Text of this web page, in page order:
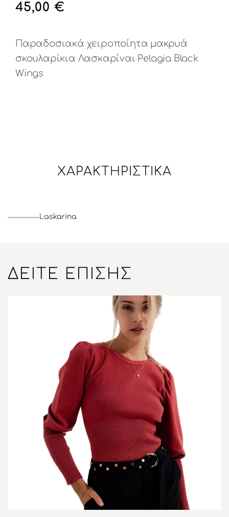
45,00 €
Παραδοσιακά χειροποίητα μακρυά
σκουλαρίκια Λασκαρίναι Pelagia Black
Wings
ΧΑΡΑΚΤΗΡΙΣΤΙΚΆ
Laskarina
ΔΕΊΤΕ ΕΠΊΣΗΣ